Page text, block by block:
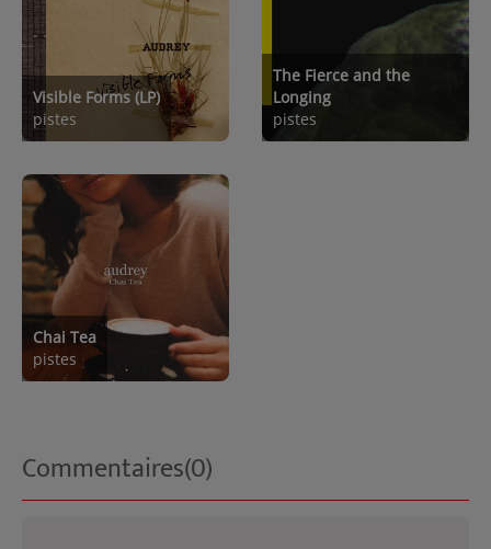
Visible Forms (LP)
pistes
The Fierce and the
Longing
pistes
Chai Tea
pistes
Commentaires(0)